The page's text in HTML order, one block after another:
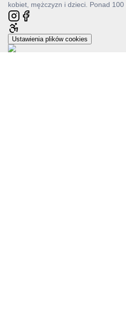
kobiet, mężczyzn i dzieci. Ponad 100
Ustawienia plików cookies